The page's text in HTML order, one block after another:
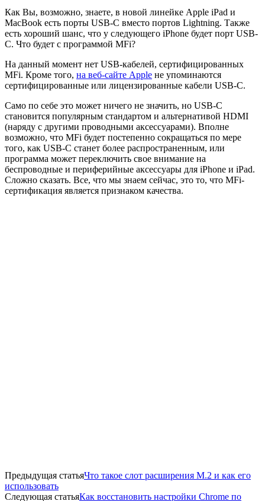
Как Вы, возможно, знаете, в новой линейке Apple iPad и
MacBook есть порты USB-C вместо портов Lightning. Также
есть хороший шанс, что у следующего iPhone будет порт USB-
C. Что будет с программой MFi?
На данный момент нет USB-кабелей, сертифицированных
MFi. Кроме того, на веб-сайте Apple не упоминаются
сертифицированные или лицензированные кабели USB-C.
Само по себе это может ничего не значить, но USB-C
становится популярным стандартом и альтернативой HDMI
(наряду с другими проводными аксессуарами). Вполне
возможно, что MFi будет постепенно сокращаться по мере
того, как USB-C станет более распространенным, или
программа может переключить свое внимание на
беспроводные и периферийные аксессуары для iPhone и iPad.
Сложно сказать. Все, что мы знаем сейчас, это то, что MFi-
сертификация является признаком качества.
Предыдущая статьяЧто такое слот расширения M.2 и как его
использовать
Следующая статьяКак восстановить настройки Chrome по